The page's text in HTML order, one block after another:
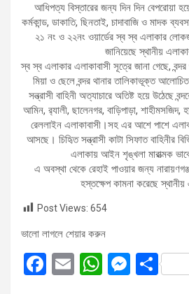
আধিপত্য বিস্তারের জন্য দিন দিন বেপরোয়া
কর্মকান্ড, ডাকাতি, ছিনতাই, চাদাবাজি ও মাদক
২১ নং ও ২২নং ওয়ার্ডের স্ব স্ব এলাকার
জানিয়েছে স্থানীয়
স্ব স্ব এলাকার এলাকাবাসী সূত্রে জানা গেছে, বন্দর
মিয়া ও ছেলে বন্দর থানার তালিকাভূক্ত
সন্ত্রাসী বাহিনী অত্যাচারে অতিষ্ট হয়ে উঠেছে
আমিন, র‌্যালী, ছালেনগর, বাড়িপাড়া, শাহীমসজিদ,
রেললাইন এলাকাবাসী।সহ এর আশে পাশে
আসছে। চিহিৃত সন্ত্রাসী কাটা সিফাত বাহিনীর
এলাকায় আইন শৃঙ্খলা মারাত্মক
এ অবস্থা থেকে রেহাই পাওয়ার জন্য
হস্তক্ষেপ কামনা করেছে স্থানীয়
Post Views: 654
ভালো লাগলে শেয়ার করুন
F
E
W M S